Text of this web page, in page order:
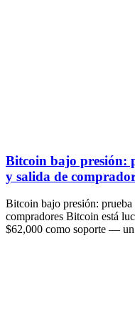
Bitcoin bajo presión:
y salida de
Bitcoin bajo presión:
compradores Bitcoin está
$62,000 como soporte — un